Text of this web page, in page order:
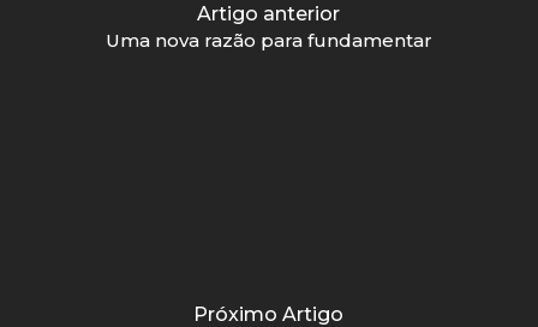
Artigo anterior
Uma nova razão para fundamentar
Próximo Artigo